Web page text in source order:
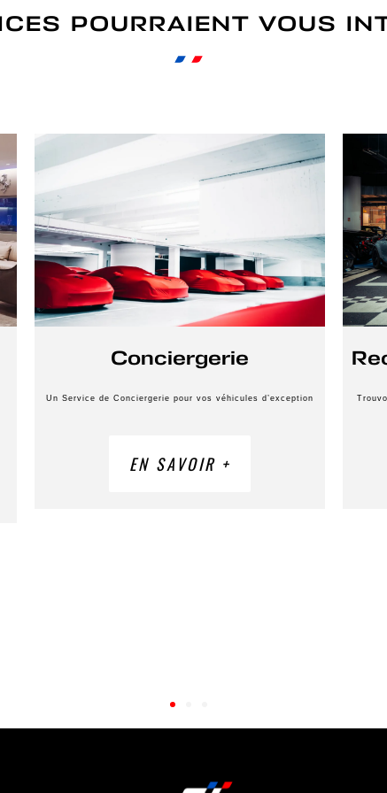
POURRAIENT VOUS
Conciergerie
Un Service de Conciergerie pour vos véhicules d’exception
EN SAVOIR +